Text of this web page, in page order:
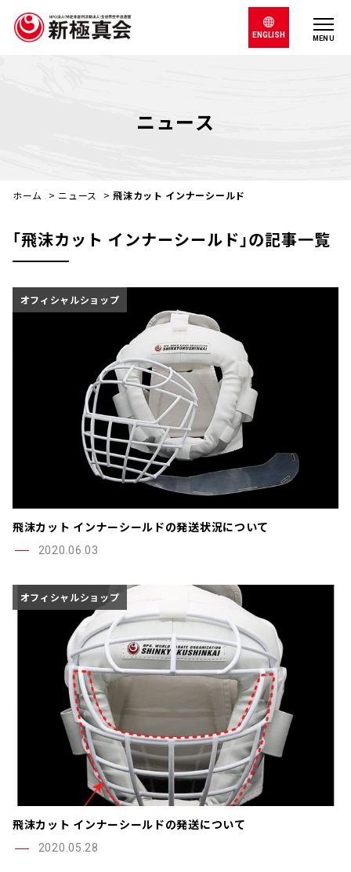
MENU
ENGLISH
ニュース
ホーム > ニュース >飛沫カット インナーシールド
｢飛沫カット インナーシールド｣の記事一覧
オフィシャルショップ
飛沫カット インナーシールドの発送状況について
2020.06.03
オフィシャルショップ
飛沫カット インナーシールドの発送について
2020.05.28